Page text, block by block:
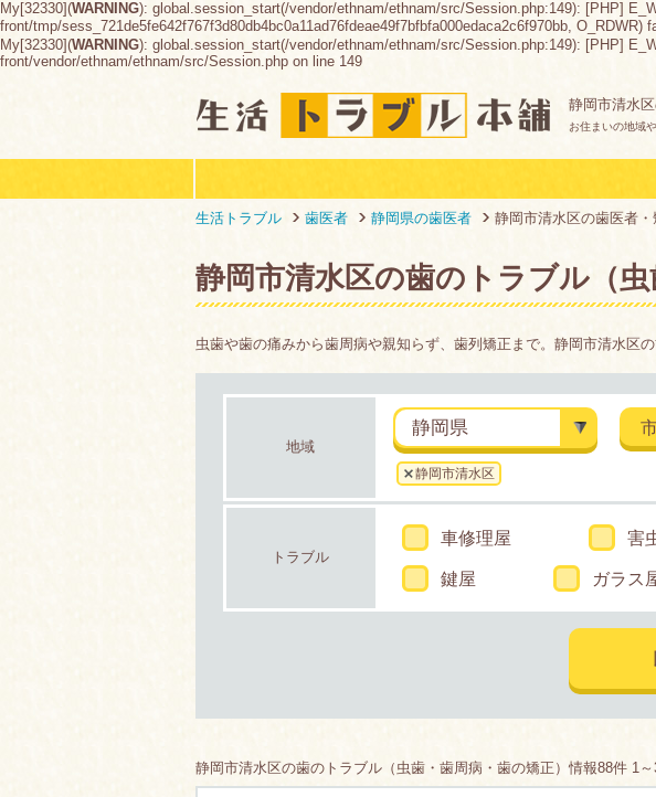
My[32330](WARNING): global.session_start(/vendor/ethnam/ethnam/src/Session.php:149): [PHP]
front/tmp/sess_721de5fe642f767f3d80db4bc0a11ad76fdeae49f7bfbfa000edaca2c6f970bb,
My[32330](WARNING): global.session_start(/vendor/ethnam/ethnam/src/Session.php:149): [PHP]
front/vendor/ethnam/ethnam/src/Session.php on line 149
静岡市清水
お住まいの地域
生活トラブル 歯医者 静岡県の歯医者 静岡市清水区の歯医者・
静岡市清水区の歯のトラブル（虫
虫歯や歯の痛みから歯周病や親知らず、歯列矯正まで。静岡市清水区
地域
静岡県
静岡市清水区
トラブル
車修理屋 害
鍵屋 ガラス
静岡市清水区の歯のトラブル（虫歯・歯周病・歯の矯正）情報88件 1